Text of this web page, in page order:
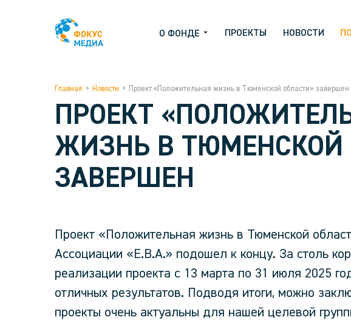
О ФОНДЕ ПРОЕКТЫ НОВОСТИ
Главная > Новости > Проект «Положительная жизнь в Тюменской области» завершен
ПРОЕКТ
ЖИЗНЬ В ТЮМЕНСКОЙ
ЗАВЕРШЕН
Проект «Положительная жизнь в Тюменской
Ассоциации «Е.В.А.» подошел к концу. За столь
реализации проекта с 13 марта по 31 июля 2025
отличных результатов. Подводя итоги, можно
проекты очень актуальны для нашей целевой